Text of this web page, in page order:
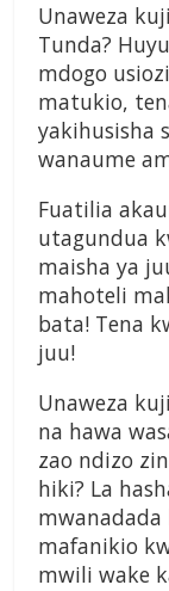
Unaweza
Tunda?
mdogo
matukio,
yakihusisha
wanaume
Fuatilia
utagundua
maisha ya
mahoteli
bata! Tena
juu!
Unaweza
na hawa
zao ndizo
hiki? La
mafanikio
mwili wake